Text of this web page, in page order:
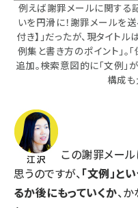
例えば謝罪メールに関する
いを円滑に！謝罪メールを
付き】」だったが、現タイト
例集と書き方のポイント」。
追加。検索意図的に「文例」
構成も
この謝罪メー
思うのですが、「文例」と
るか後にもっていくか、